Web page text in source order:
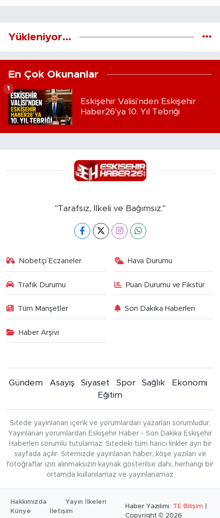
Yükleniyor...
En Çok Okunanlar
Eskişehir Valisi'nden Eskişehir
Haber26'ya 10. Yıl Tebriği
1
"Tarafsız, İlkeli ve Bağımsız."
Nöbetçi Eczaneler Hava Durumu
Trafik Durumu Puan Durumu ve Fikstür
Tüm Manşetler Son Dakika Haberleri
Haber Arşivi
Gündem Asayiş Siyaset Spor Sağlık
Ekonomi
Eğitim
Sitede yayınlanan içerik ve yorumlardan yazarları sorumludur.
Yayınlanan yorumlardan Eskişehir Haber - Son Dakika Eskişehir
Haberleri sorumlu tutulamaz. Sitedeki tüm harici linkler ayrı bir
sayfada açılır. Sitemizde yayınlanan haber, köşe yazıları ve
fotoğraflar izin alınmaksızın kaynak gösterilse dahi, herhangi bir
ortamda kullanılamaz ve yayınlanamaz
Hakkımızda
Yayın İlkeleri
Künye
İletişim
Haber Yazılımı: TE Bilişim
Copyright © 2026